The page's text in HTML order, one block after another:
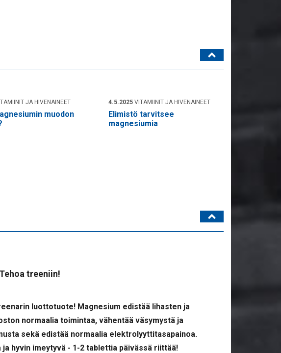
JA HIVENAINEET
muodon
4.5.2025 VITAMIINIT JA HIVENAINEET
Elimistö tarvitsee
magnesiumia
Tehoa treeniin!
luottotuote! Magnesium edistää lihasten ja
normaalia toimintaa, vähentää väsymystä ja
sekä edistää normaalia elektrolyyttitasapainoa.
ja hyvin imeytyvä - 1-2 tablettia päivässä riittää!